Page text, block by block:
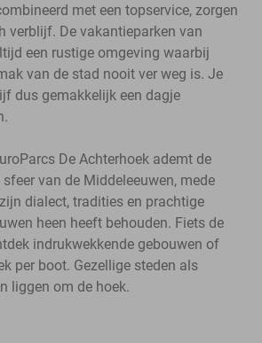
met een topservice, zorgen
verblijf. De vakantieparken van
een rustige omgeving waarbij
van de stad nooit ver weg is. Je
dus gemakkelijk een dagje
De Achterhoek ademt de
van de Middeleeuwen, mede
dialect, tradities en prachtige
heen heeft behouden. Fiets de
indrukwekkende gebouwen of
per boot. Gezellige steden als
liggen om de hoek.